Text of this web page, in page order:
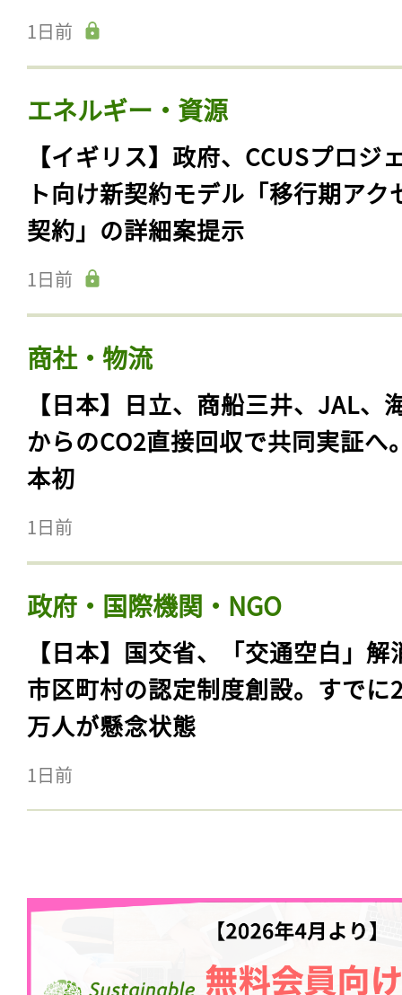
1日前
エネルギー・資源
【イギリス】政府、CCUSプロジ
ト向け新契約モデル「移行期アク
契約」の詳細案提示
1日前
商社・物流
【日本】日立、商船三井、JAL、
からのCO2直接回収で共同実証へ
本初
1日前
政府・国際機関・NGO
【日本】国交省、「交通空白」解
市区町村の認定制度創設。すでに
万人が懸念状態
1日前
ログイン
会員登録